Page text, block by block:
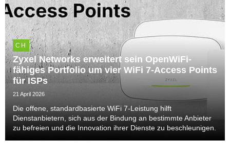
CH
Zyxel Networks erweitert sein OpenWiFi-
fähiges Portfolio um vier WiFi 7-Access Points
für ISPs
21 April 2026
Die offene, standardbasierte WiFi 7-Leistung hilft
Dienstanbietern, sich aus der Bindung an bestimmte Anbieter
zu befreien und die Innovation ihrer Dienste zu beschleunigen.